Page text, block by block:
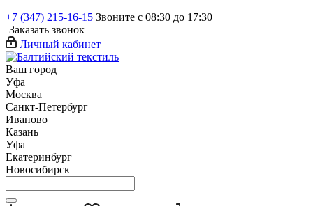
+7 (347) 215-16-15 Звоните с 08:30 до 17:30
Заказать звонок
Личный кабинет
Ваш город
Уфа
Москва
Санкт-Петербург
Иваново
Казань
Уфа
Екатеринбург
Новосибирск